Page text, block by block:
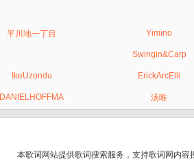
平川地一丁目 Yimino
Swingin&Carp
IkeUzondu ErickArcElli
DANIELHOFFMA 汤唯
本歌词网站提供歌词搜索服务，支持歌词网 内容